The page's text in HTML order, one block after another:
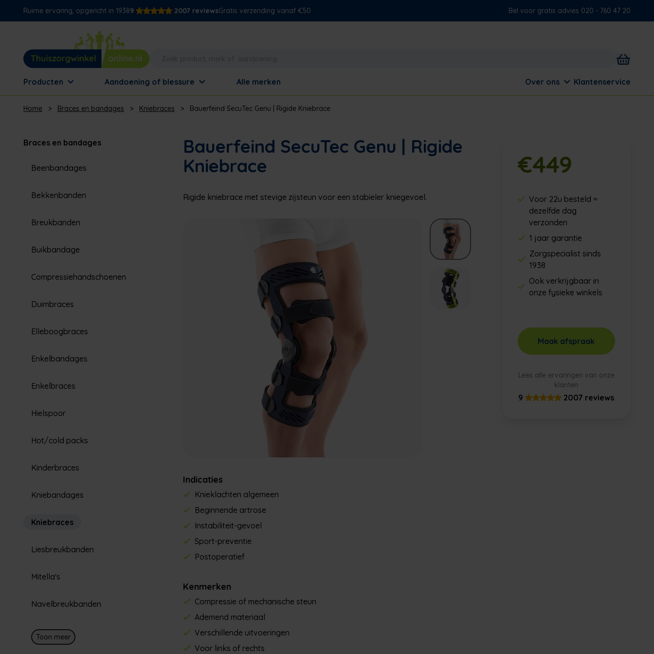
Ruime ervaring, opgericht in 19389 2007 reviewsGratis verzending vanaf €50 Bel voor gratis advies 020 - 760 47 20
Producten Aandoening of blessure Alle merken Over ons Klantenservice
Home > Braces en bandages > Kniebraces > Bauerfeind SecuTec Genu | Rigide Kniebrace
Braces en bandages
Beenbandages
Bekkenbanden
Breukbanden
Buikbandage
Compressiehandschoenen
Duimbraces
Elleboogbraces
Enkelbandages
Enkelbraces
Hielspoor
Hot/cold packs
Kinderbraces
Kniebandages
Kniebraces
Liesbreukbanden
Mitella's
Navelbreukbanden
Toon meer
Bauerfeind SecuTec Genu | Rigide
Kniebrace
Rigide kniebrace met stevige zijsteun voor een stabieler kniegevoel.
Indicaties
Knieklachten algemeen
Beginnende artrose
Instabiliteit-gevoel
Sport-preventie
Postoperatief
Kenmerken
Compressie of mechanische steun
Ademend materiaal
Verschillende uitvoeringen
Voor links of rechts
€449
Voor 22u besteld =
dezelfde dag
verzonden
1 jaar garantie
Zorgspecialist sinds
1938
Ook verkrijgbaar in
onze fysieke winkels
Maak afspraak
Lees alle ervaringen van onze
klanten
9 2007 reviews